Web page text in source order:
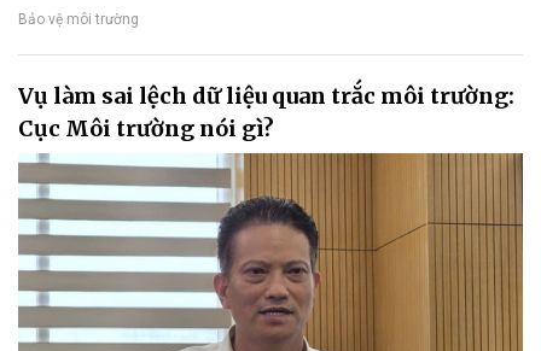
Bảo vệ môi trường
Vụ làm sai lệch dữ liệu quan trắc môi trường:
Cục Môi trường nói gì?